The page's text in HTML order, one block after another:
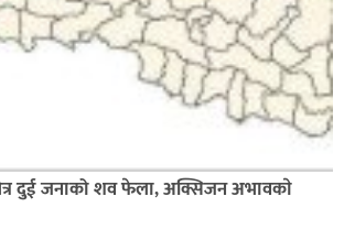
दुई जनाको शव फेला, अक्सिजन अभावकाे